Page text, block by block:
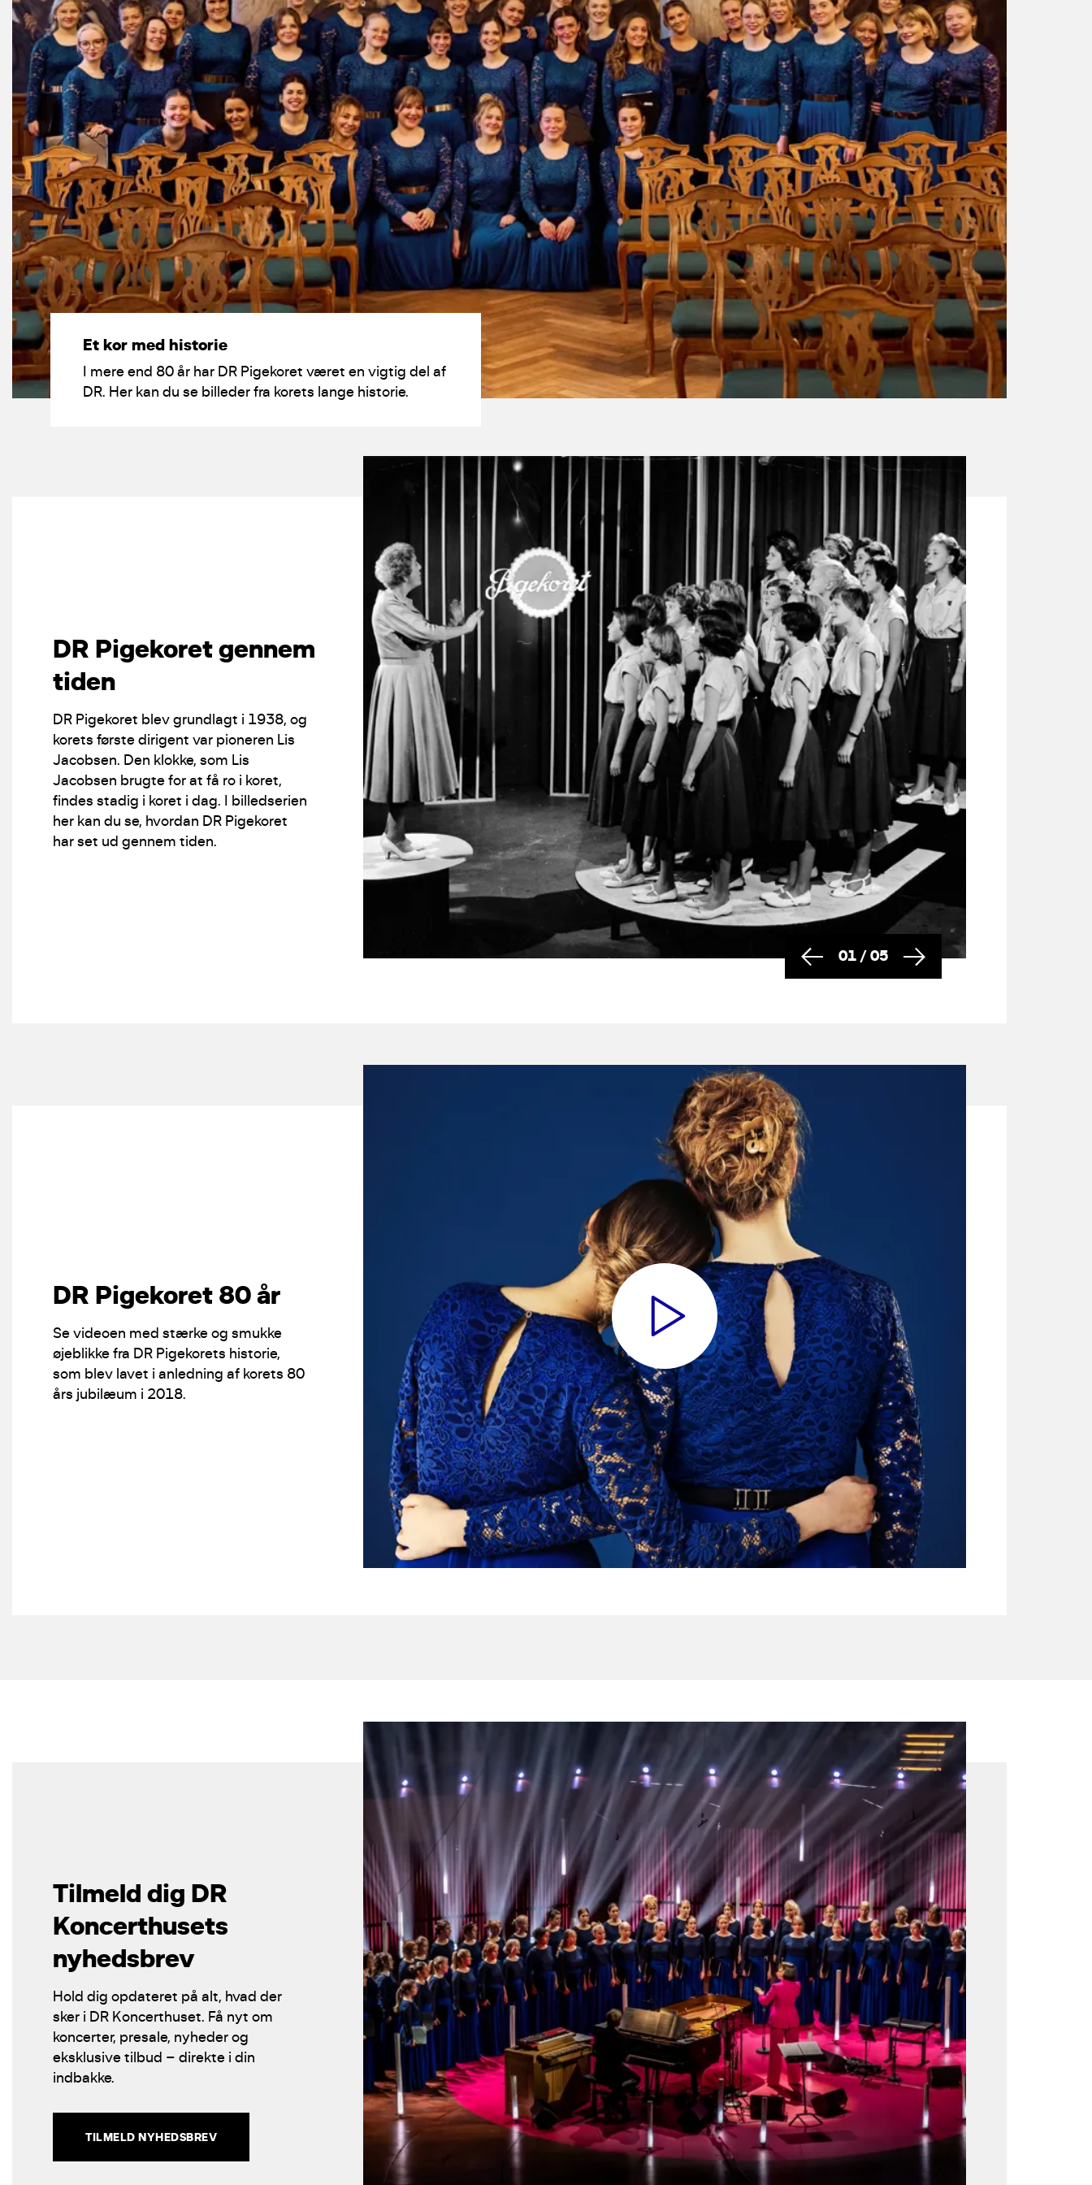
Et kor med historie
I mere end 80 år har DR Pigekoret været en vigtig del af
DR. Her kan du se billeder fra korets lange historie.
01 /05
DR Pigekoret gennem
tiden
DR Pigekoret blev grundlagt i 1938, og
korets første dirigent var pioneren Lis
Jacobsen. Den klokke, som Lis
Jacobsen brugte for at få ro i koret,
findes stadig i koret i dag. I billedserien
her kan du se, hvordan DR Pigekoret
har set ud gennem tiden.
DR Pigekoret 80 år
Se videoen med stærke og smukke
øjeblikke fra DR Pigekorets historie,
som blev lavet i anledning af korets 80
års jubilæum i 2018.
Tilmeld dig DR
Koncerthusets
nyhedsbrev
Hold dig opdateret på alt, hvad der
sker i DR Koncerthuset. Få nyt om
koncerter, presale, nyheder og
eksklusive tilbud – direkte i din
indbakke.
TILMELD NYHEDSBREV